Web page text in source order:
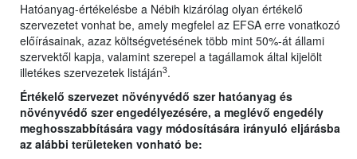
Hatóanyag-értékelésbe a Nébih kizárólag olyan értékelő
szervezetet vonhat be, amely megfelel az EFSA erre vonatkozó
előírásainak, azaz költségvetésének több mint 50%-át állami
szervektől kapja, valamint szerepel a tagállamok által kijelölt
illetékes szervezetek listáján3.
Értékelő szervezet növényvédő szer hatóanyag és
növényvédő szer engedélyezésére, a meglévő engedély
meghosszabbítására vagy módosítására irányuló eljárásba
az alábbi területeken vonható be: